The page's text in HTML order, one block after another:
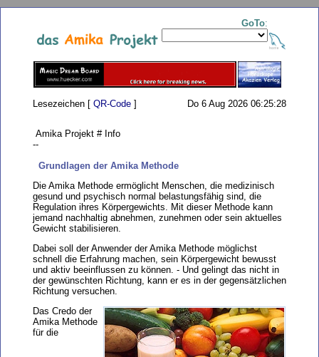
GoTo:
Lesezeichen [ QR-Code ] Do 6 Aug 2026 06:25:28
Amika Projekt # Info
--
Grundlagen der Amika Methode
Die Amika Methode ermöglicht Menschen, die medizinisch
gesund und psychisch normal belastungsfähig sind, die
Regulation ihres Körpergewichts. Mit dieser Methode kann
jemand nachhaltig abnehmen, zunehmen oder sein aktuelles
Gewicht stabilisieren.
Dabei soll der Anwender der Amika Methode möglichst
schnell die Erfahrung machen, sein Körpergewicht bewusst
und aktiv beeinflussen zu können. - Und gelingt das nicht in
der gewünschten Richtung, kann er es in der gegensätzlichen
Richtung versuchen.
Das Credo der
Amika Methode
für die